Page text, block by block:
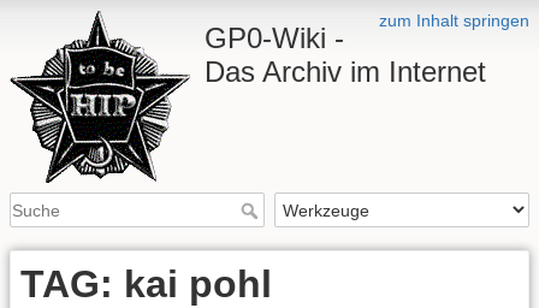
zum Inhalt springen
GP0-Wiki -
Das Archiv im Internet
TAG: kai pohl